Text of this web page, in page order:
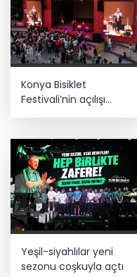
Konya Bisiklet
Festivali’nin açılışı
coşkuyla gerçekleşti
Yeşil-siyahlılar yeni
sezonu coşkuyla açtı